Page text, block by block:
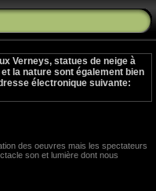
Verneys, statues de neige à
la nature sont également bien
électronique suivante:
des oeuvres mais les spectateurs
son et lumière dont nous